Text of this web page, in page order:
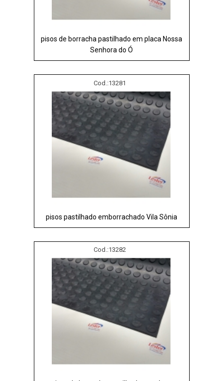
pisos de borracha pastilhado em placa Nossa
Senhora do Ó
Cod.:13281
pisos pastilhado emborrachado Vila Sônia
Cod.:13282